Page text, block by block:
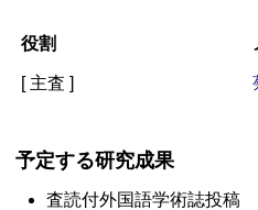
役割
[ 主査 ]
予定する研究成果
査読付外国語学術誌投稿